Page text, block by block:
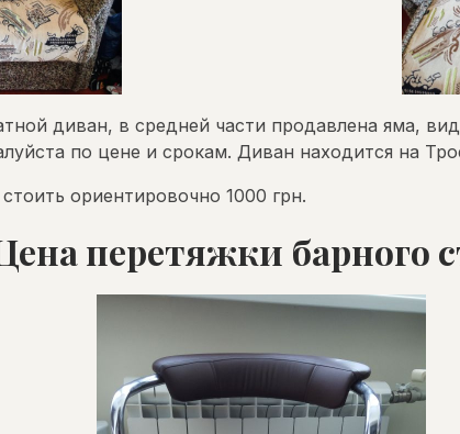
диван, в средней части продавлена яма,
по цене и срокам. Диван находится на
ориентировочно 1000 грн.
перетяжки барного